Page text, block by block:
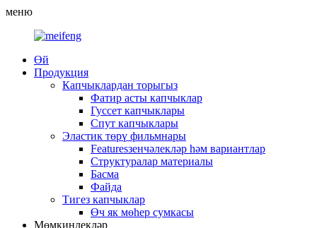
меню
Өй
Продукция
Капчыклардан торыгыз
Фатир асты капчыклар
Гуссет капчыклары
Спут капчыклары
Эластик төрү фильмнары
Featuresзенчәлекләр һәм вариантлар
Структуралар материалы
Басма
Файда
Тигез капчыклар
Өч як мөһер сумкасы
Мөмкинлекләр